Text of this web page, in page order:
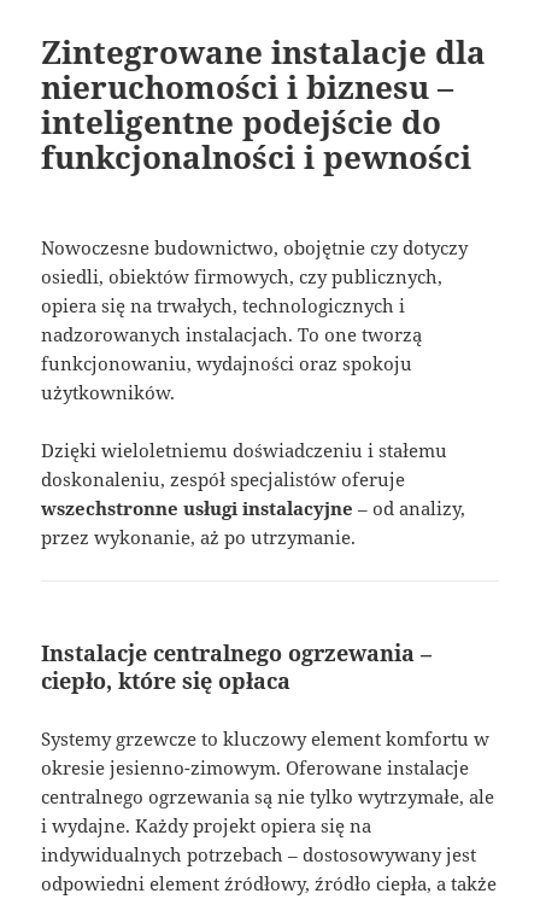
Zintegrowane instalacje dla
nieruchomości i biznesu –
inteligentne podejście do
funkcjonalności i pewności
Nowoczesne budownictwo, obojętnie czy dotyczy
osiedli, obiektów firmowych, czy publicznych,
opiera się na trwałych, technologicznych i
nadzorowanych instalacjach. To one tworzą
funkcjonowaniu, wydajności oraz spokoju
użytkowników.
Dzięki wieloletniemu doświadczeniu i stałemu
doskonaleniu, zespół specjalistów oferuje
wszechstronne usługi instalacyjne – od analizy,
przez wykonanie, aż po utrzymanie.
Instalacje centralnego ogrzewania –
ciepło, które się opłaca
Systemy grzewcze to kluczowy element komfortu w
okresie jesienno-zimowym. Oferowane instalacje
centralnego ogrzewania są nie tylko wytrzymałe, ale
i wydajne. Każdy projekt opiera się na
indywidualnych potrzebach – dostosowywany jest
odpowiedni element źródłowy, źródło ciepła, a także